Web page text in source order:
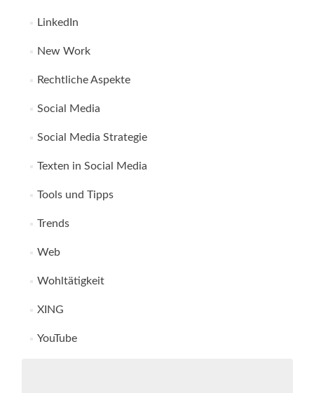
LinkedIn
New Work
Rechtliche Aspekte
Social Media
Social Media Strategie
Texten in Social Media
Tools und Tipps
Trends
Web
Wohltätigkeit
XING
YouTube